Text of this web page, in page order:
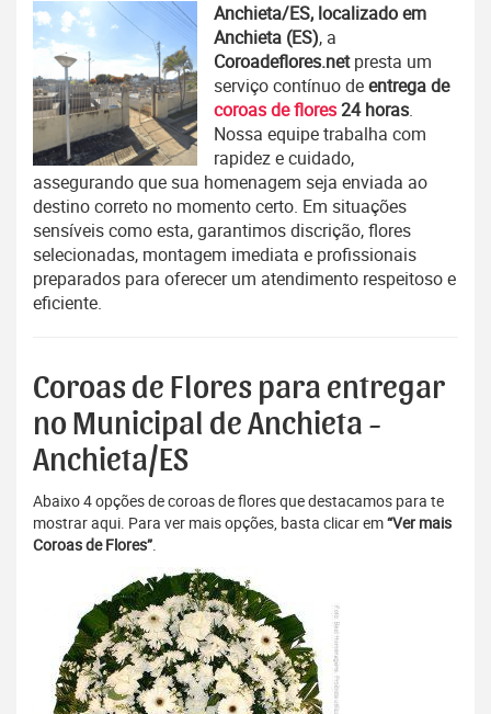
Anchieta/ES, localizado em
Anchieta (ES), a
Coroadeflores.netpresta um
serviço contínuo deentrega de
coroas de flores24 horas.
Nossa equipe trabalha com
rapidez e cuidado,
assegurando que sua homenagem seja enviada ao
destino correto no momento certo. Em situações
sensíveis como esta, garantimos discrição, flores
selecionadas, montagem imediata e profissionais
preparados para oferecer um atendimento respeitoso e
eficiente.
Coroas de Flores para entregar
no Municipal de Anchieta -
Anchieta/ES
Abaixo 4 opções de coroas de flores que destacamos para te
mostrar aqui. Para ver mais opções, basta clicar em“Ver mais
Coroas de Flores”.